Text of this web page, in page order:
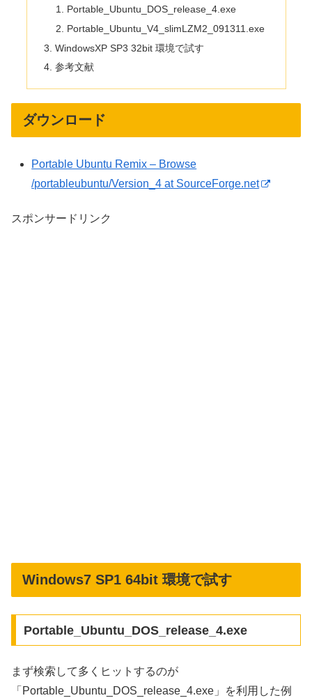
Portable_Ubuntu_DOS_release_4.exe
Portable_Ubuntu_V4_slimLZM2_091311.exe
WindowsXP SP3 32bit 環境で試す
参考文献
ダウンロード
Portable Ubuntu Remix – Browse
/portableubuntu/Version_4 at SourceForge.net
スポンサードリンク
Windows7 SP1 64bit 環境で試す
Portable_Ubuntu_DOS_release_4.exe
まず検索して多くヒットするのが
「Portable_Ubuntu_DOS_release_4.exe」を利用した例